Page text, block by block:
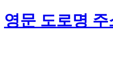
영문 도로명 주